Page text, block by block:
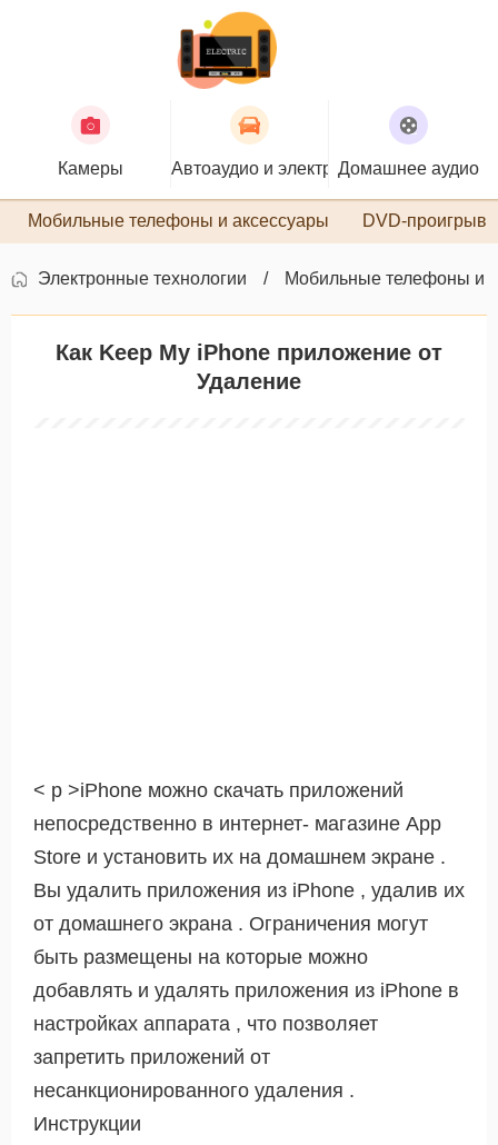
Камеры Автоаудио и электроникаДомашнее аудио
Мобильные телефоны и аксессуары DVD-
Электронные технологии Мобильные телефоны и
Как Keep My iPhone приложение от
Удаление
< р >iPhone можно скачать приложений
непосредственно в интернет- магазине App
Store и установить их на домашнем экране .
Вы удалить приложения из iPhone , удалив их
от домашнего экрана . Ограничения могут
быть размещены на которые можно
добавлять и удалять приложения из iPhone в
настройках аппарата , что позволяет
запретить приложений от
несанкционированного удаления .
Инструкции